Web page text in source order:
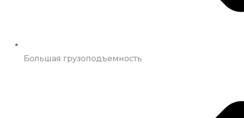
Большая грузоподъемность